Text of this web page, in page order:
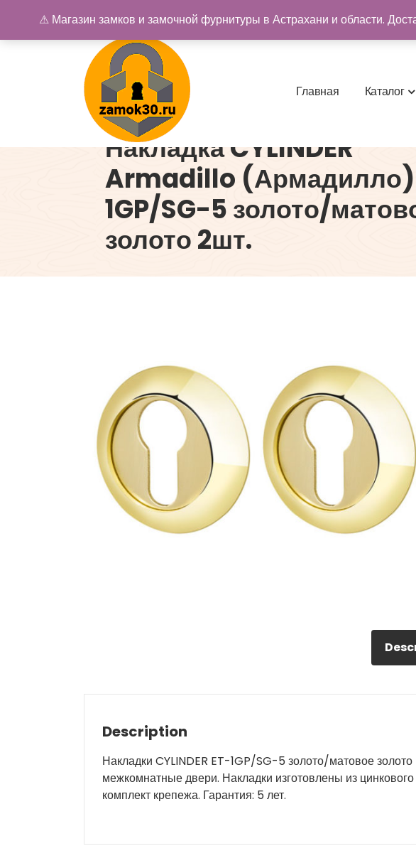
содержимому
Купить замок в Астрахани. Замки и дверная фурнитура
Главная Каталог
Накладка CYLINDER
Armadillo (Армадилло)
1GP/SG-5 золото/
золото 2шт.
Description
Накладки CYLINDER ET-1GP/SG-5 золото/матовое
межкомнатные двери. Накладки изготовлены из
комплект крепежа. Гарантия: 5 лет.
⚠ Магазин замков и замочной фурнитуры в Астрахани и области.